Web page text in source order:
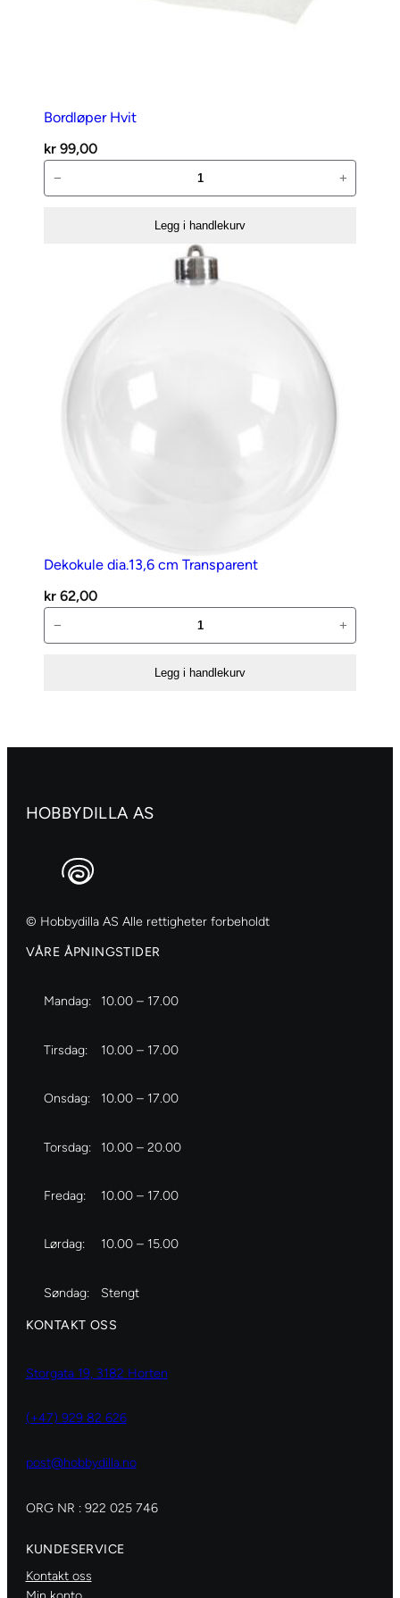
Bordløper Hvit
kr 99,00
Hvit
− +
Legg i handlekurv
Dekokule dia.13,6 cm Transparent
kr 62,00
dia.13,6
− +
Legg i handlekurv
HOBBYDILLA AS
© Hobbydilla AS Alle rettigheter forbeholdt
VÅRE ÅPNINGSTIDER
Mandag: 10.00 – 17.00
Tirsdag: 10.00 – 17.00
Onsdag: 10.00 – 17.00
Torsdag: 10.00 – 20.00
Fredag: 10.00 – 17.00
Lørdag: 10.00 – 15.00
Søndag: Stengt
KONTAKT OSS
Storgata 19, 3182 Horten
(+47) 929 82 626
post@hobbydilla.no
ORG NR : 922 025 746
KUNDESERVICE
Kontakt oss